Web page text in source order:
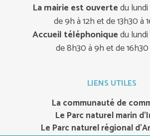
La mairie est ouvertedu
de 9h à 12h et de 13h30 à
Accueil téléphoniquedu
de 8h30 à 9h et de 16h30
LIENS UTILES
La communauté de
Le Parc naturel marin
Le Parc naturel régional